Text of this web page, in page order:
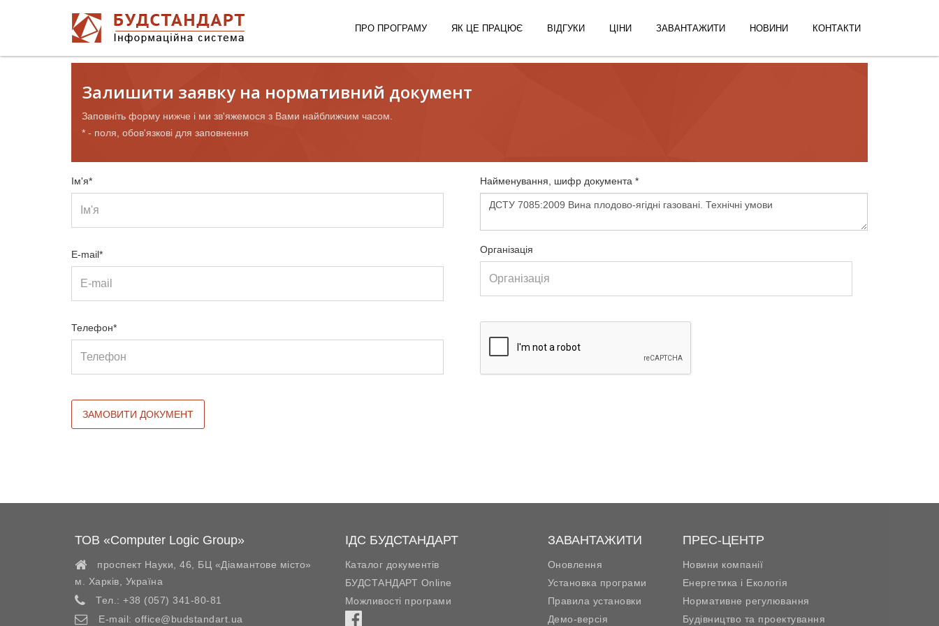
ПРО ПРОГРАМУ ЯК ЦЕ ПРАЦЮЄ ВІДГУКИ ЦІНИ ЗАВАНТАЖИТИ НОВИНИ КОНТАКТИ
Залишити заявку на нормативний документ
Заповніть форму нижче і ми зв'яжемося з Вами найближчим часом.
* - поля, обов'язкові для заповнення
Ім'я*
E-mail*
Телефон*
Найменування, шифр документа *
Організація
ТОВ «Computer Logic Group»
проспект Науки, 46, БЦ «Діамантове місто»
м. Харків
Україна
Тел.: +38 (057) 341-80-81
E-mail: office@budstandart.ua
ІДС БУДСТАНДАРТ
Каталог документів
БУДСТАНДАРТ Online
Можливості програми
ЗАВАНТАЖИТИ
Оновлення
Установка програми
Правила установки
Демо-версія
ПРЕС-ЦЕНТР
Новини компанії
Енергетика і Екологія
Нормативне регулювання
Будівництво та проектування